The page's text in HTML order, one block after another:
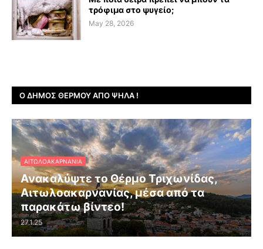
τρόφιμα στο ψυγείο;
May 28, 2026
Ο ΔΉΜΟΣ ΘΈΡΜΟΥ ΑΠΌ ΨΗΛΆ !
ΑΙΤΩΛΟΑΚΑΡΝΑΝΊΑ
Ανακαλύψτε το Θέρμο Τριχωνίδας,
Αιτωλοακαρνανίας, μέσα από τα
παρακάτω βίντεο!
27.1.25